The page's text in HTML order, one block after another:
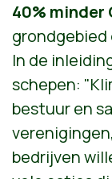
40% minder
grondgebied
In de
schepen:
bestuur en
bedrijven